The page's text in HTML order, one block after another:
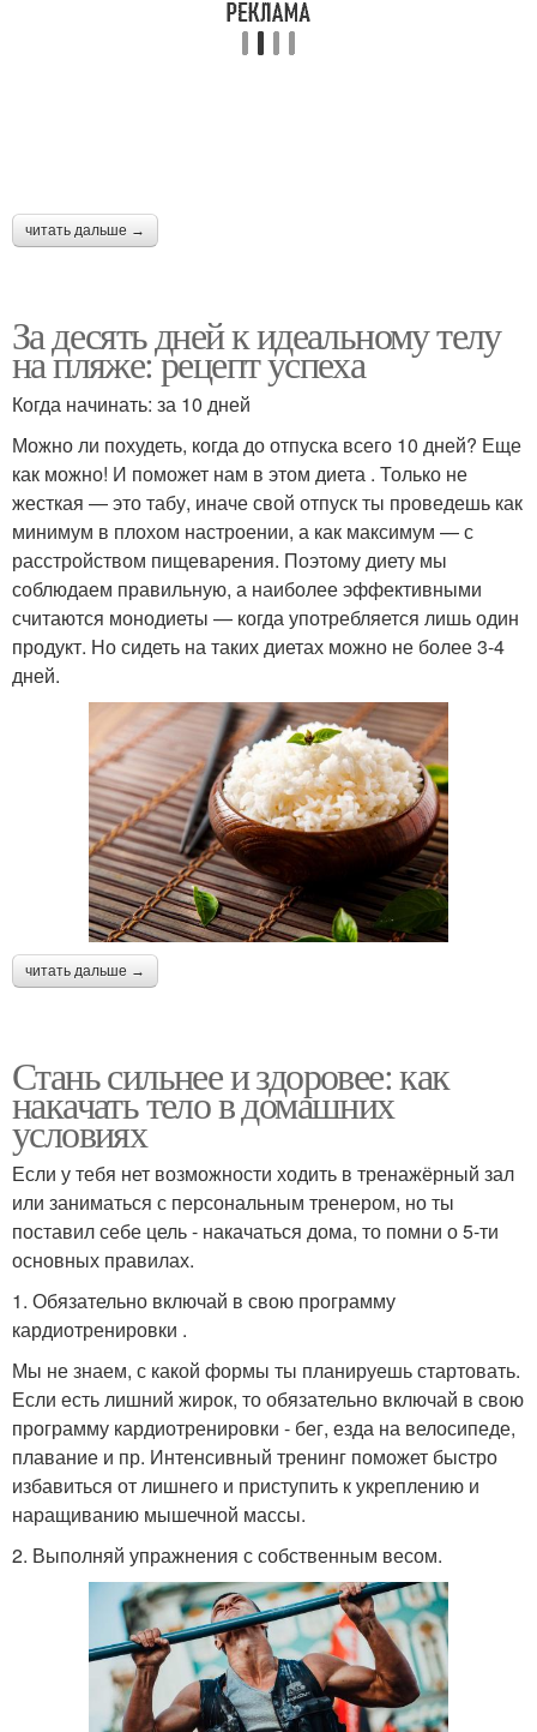
читать дальше →
За десять дней к идеальному телу
на пляже: рецепт успеха
Когда начинать: за 10 дней
Можно ли похудеть, когда до отпуска всего 10 дней? Еще
как можно! И поможет нам в этом диета . Только не
жесткая — это табу, иначе свой отпуск ты проведешь как
минимум в плохом настроении, а как максимум — с
расстройством пищеварения. Поэтому диету мы
соблюдаем правильную, а наиболее эффективными
считаются монодиеты — когда употребляется лишь один
продукт. Но сидеть на таких диетах можно не более 3-4
дней.
читать дальше →
Стань сильнее и здоровее: как
накачать тело в домашних
условиях
Если у тебя нет возможности ходить в тренажёрный зал
или заниматься с персональным тренером, но ты
поставил себе цель - накачаться дома, то помни о 5-ти
основных правилах.
1. Обязательно включай в свою программу
кардиотренировки .
Мы не знаем, с какой формы ты планируешь стартовать.
Если есть лишний жирок, то обязательно включай в свою
программу кардиотренировки - бег, езда на велосипеде,
плавание и пр. Интенсивный тренинг поможет быстро
избавиться от лишнего и приступить к укреплению и
наращиванию мышечной массы.
2. Выполняй упражнения с собственным весом.